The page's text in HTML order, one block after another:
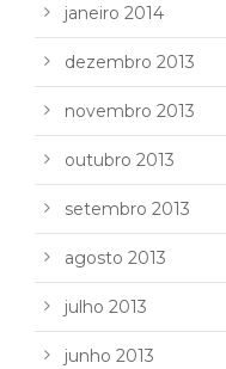
janeiro 2014
dezembro 2013
novembro 2013
outubro 2013
setembro 2013
agosto 2013
julho 2013
junho 2013